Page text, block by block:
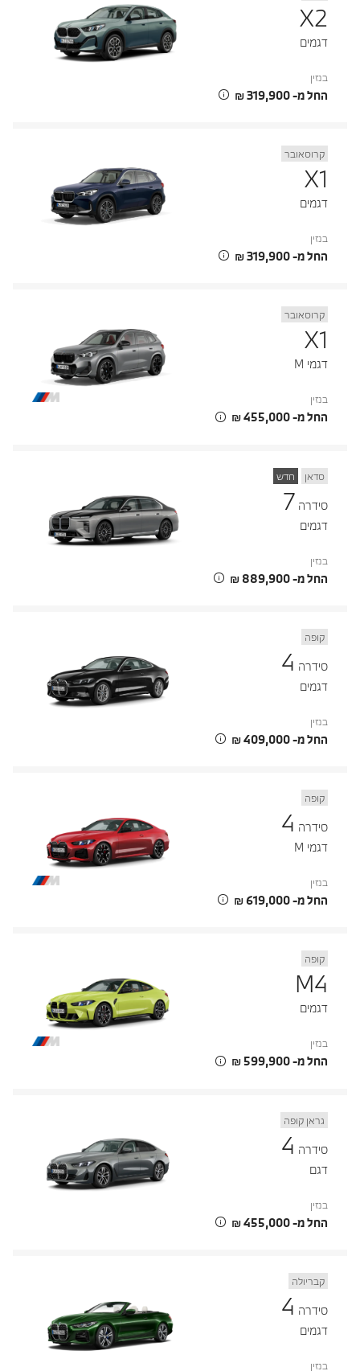
X2
דגמים
בנזין
החל מ- ‏319,900 ‏₪
קרוסאובר
X1
דגמים
בנזין
החל מ- ‏319,900 ‏₪
קרוסאובר
X1
דגמי M
בנזין
החל מ- ‏455,000 ‏₪
סדאן חדש
סידרה7
דגמים
בנזין
החל מ- ‏889,900 ‏₪
קופה
סידרה4
דגמים
בנזין
החל מ- ‏409,000 ‏₪
קופה
סידרה4
דגמי M
בנזין
החל מ- ‏619,000 ‏₪
קופה
M4
דגמים
בנזין
החל מ- ‏599,900 ‏₪
גראן קופה
סידרה4
דגם
בנזין
החל מ- ‏455,000 ‏₪
קבריולה
סידרה4
דגמים
בנזין